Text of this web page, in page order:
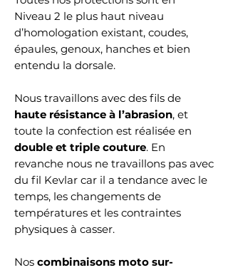
Niveau 2 le plus haut niveau
d’homologation existant, coudes,
épaules, genoux, hanches et bien
entendu la dorsale.
Nous travaillons avec des fils de
haute résistance à l’abrasion, et
toute la confection est réalisée en
double et triple couture. En
revanche nous ne travaillons pas avec
du fil Kevlar car il a tendance avec le
temps, les changements de
températures et les contraintes
physiques à casser.
Nos combinaisons moto sur-